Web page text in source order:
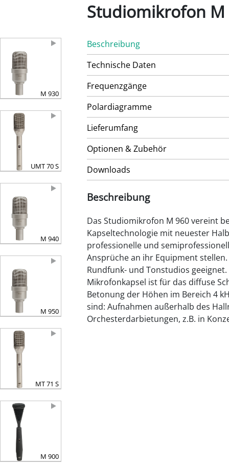
Studiomikrofon M
M 930
UMT 70 S
M 940
M 950
MT 71 S
M 900
Beschreibung
Technische Daten
Frequenzgänge
Polardiagramme
Lieferumfang
Optionen & Zubehör
Downloads
Beschreibung
Das Studiomikrofon M 960 vereint
Kapseltechnologie mit neuester
professionelle und
Ansprüche an ihr Equipment
Rundfunk- und Tonstudios
Mikrofonkapsel ist für das diffuse
Betonung der Höhen im Bereich 4
sind: Aufnahmen außerhalb des
Orchesterdarbietungen, z.B. in